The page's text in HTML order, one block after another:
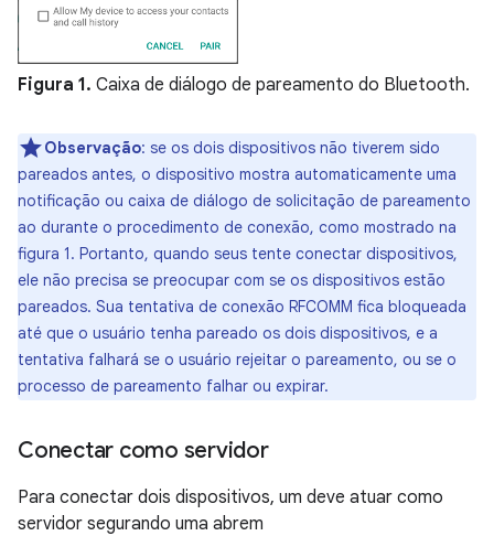
Figura 1. Caixa de diálogo de pareamento do Bluetooth.
Observação: se os dois dispositivos não tiverem sido
pareados antes, o dispositivo mostra automaticamente uma
notificação ou caixa de diálogo de solicitação de pareamento
ao durante o procedimento de conexão, como mostrado na
figura 1. Portanto, quando seus tente conectar dispositivos,
ele não precisa se preocupar com se os dispositivos estão
pareados. Sua tentativa de conexão RFCOMM fica bloqueada
até que o usuário tenha pareado os dois dispositivos, e a
tentativa falhará se o usuário rejeitar o pareamento, ou se o
processo de pareamento falhar ou expirar.
Conectar como servidor
Para conectar dois dispositivos, um deve atuar como
servidor segurando uma abrem